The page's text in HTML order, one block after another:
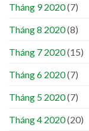
Tháng 9 2020(7)
Tháng 8 2020(8)
Tháng 7 2020(15)
Tháng 6 2020(7)
Tháng 5 2020(7)
Tháng 4 2020(20)